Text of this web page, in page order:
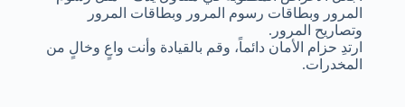
المرور وبطاقات رسوم المرور وبطاقات المرور
وتصاريح المرور.
ارتدِ حزام الأمان دائماً، وقم بالقيادة وأنت واعٍ وخالٍ من
المخدرات.